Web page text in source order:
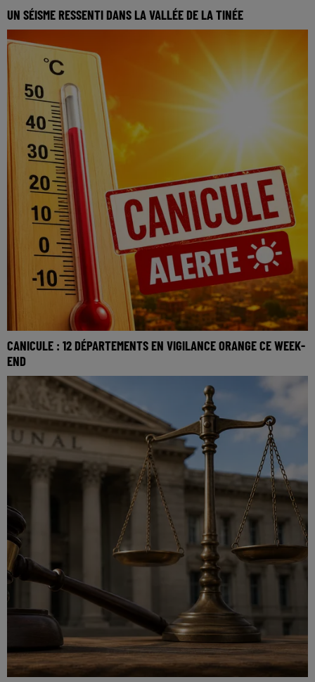
UN SÉISME RESSENTI DANS LA VALLÉE DE LA TINÉE
CANICULE : 12 DÉPARTEMENTS EN VIGILANCE ORANGE CE WEEK-
END